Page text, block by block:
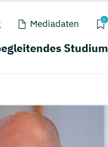
Mediadaten 0
Studium